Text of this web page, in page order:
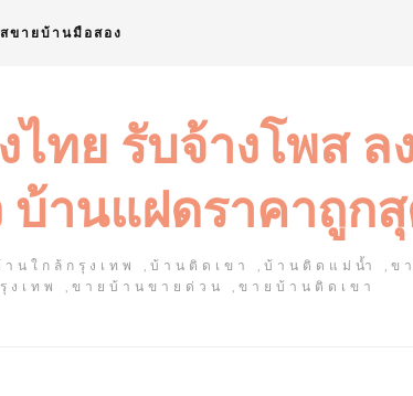
ขายบ้านมือสอง
ทย รับจ้างโพส
บ้านแฝดราคาถูก
นใกล้กรุงเทพ ,บ้านติดเขา ,บ้านติดแม่น้ำ ,
งเทพ ,ขายบ้านขายด่วน ,ขายบ้านติดเขา